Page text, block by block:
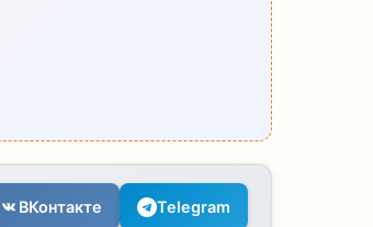
ВКонтакте Telegram